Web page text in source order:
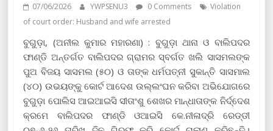
07/06/2026 YWPSENU3 0 Comments
Violation
of court order: Husband and wife arrested
ବୁଗୁଡ଼ା, (ଅନୀଲ କୁମାର ମହାରଣା) : ବୁଗୁଡ଼ା ଥାନା ଓ ବାଲିପଦର
ଫାଣ୍ଡି ଅନ୍ତର୍ଗତ ବାଲିପଦର ଗ୍ରାମର ସ୍ବର୍ଗତ ଖଲି ସାସମଲଙ୍କ
ପୁଅ ବିଜୟ ସାସମଲ (୫୦) ଓ ତାଙ୍କ ଧର୍ମପତ୍ନୀ ସୁକାନ୍ତି ସାସମାଲ
(୪୦) ଉଭୟଙ୍କୁ କୋର୍ଟ ଆଦେଶ ଉଲ୍ଲଂଘନ କରିବା ଅଭିଯୋଗରେ
ବୁଗୁଡ଼ା ପୋଲିସ ଆଇଆଇସି ସୀତାଂଶୁ ଶେଖର ମାନ୍ଧାତାଙ୍କ ନିର୍ଦ୍ଦେଶ
କ୍ରମେ ବାଲିପଦର ଫାଣ୍ଡି ଓଆଇସି କେ.ନୀଳାଦ୍ରି ରେଡ୍ଡୀ